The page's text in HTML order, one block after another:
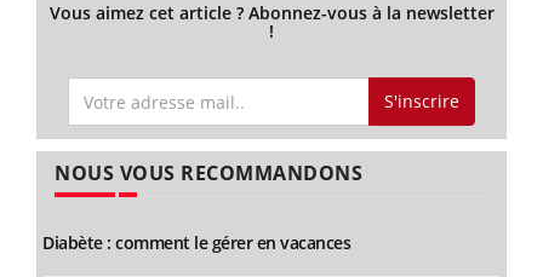
Vous aimez cet article ? Abonnez-vous à la newsletter
!
S'inscrire
NOUS VOUS RECOMMANDONS
Diabète : comment le gérer en vacances